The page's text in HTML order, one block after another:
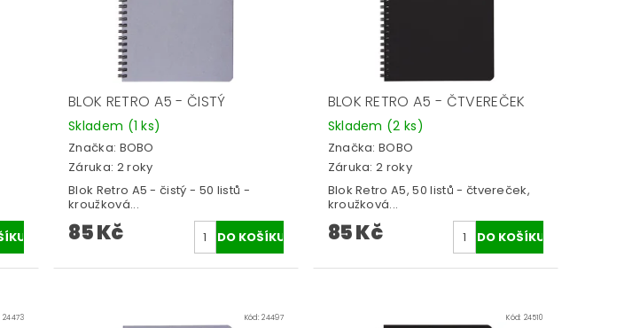
BLOK RETRO A5 - ČISTÝ
Skladem (1 ks)
Značka: BOBO
Záruka: 2 roky
Blok Retro A5 - čistý - 50 listů -
kroužková...
85 Kč
BLOK RETRO A5 - ČTVEREČEK
Skladem (2 ks)
Značka:BOBO
Záruka: 2 roky
Blok Retro A5, 50 listů - čtvereček,
kroužková...
85 Kč
24473 Kód:24497 Kód:24510